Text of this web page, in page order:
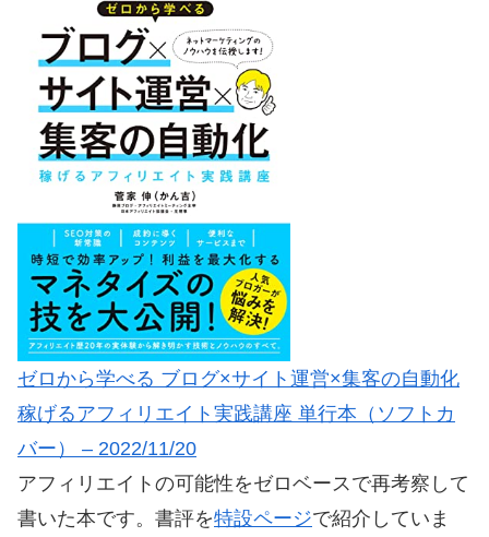
ゼロから学べる ブログ×サイト運営×集客の自動化
稼げるアフィリエイト実践講座 単行本（ソフトカ
バー） – 2022/11/20
アフィリエイトの可能性をゼロベースで再考察して
書いた本です。書評を特設ページで紹介していま